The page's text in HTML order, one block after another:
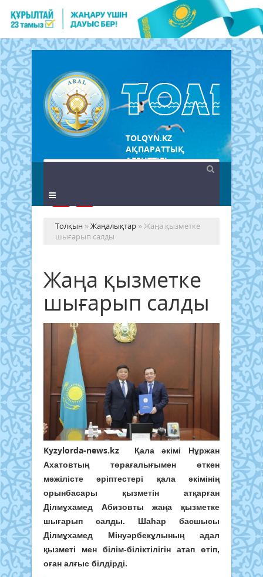
TOLQYN.KZ
АҚПАРАТТЫҚ
АГЕНТТІГІ
Толқын »Жаңалықтар » Жаңа қызметке
шығарып салды
Жаңа қызметке
шығарып салды
Kyzylorda-news.kz
Қала әкімі Нұржан
Ахатовтың төрағалығымен өткен
мәжілісте әріптестері қала әкімінің
орынбасары қызметін атқарған
Ділмұхамед Абизовты жаңа қызметке
шығарып салды. Шаһар басшысы
Ділмұхамед Мінуәрбекұлының адал
қызметі мен білім-біліктілігін атап өтіп,
оған алғыс білдірді.